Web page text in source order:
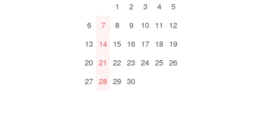
1
2 3 4
5
6
7 8 9 10 11
12
13 14 15 16 17 18 19
20 21 22 23 24 25 26
27 28 29 30